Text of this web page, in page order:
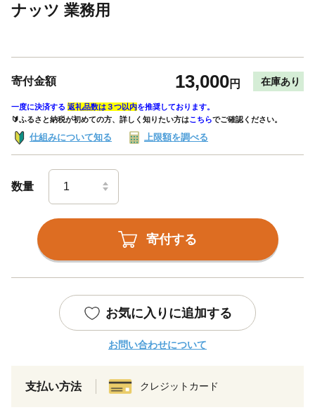
ナッツ 業務用
寄付金額 13,000円 在庫あり
一度に決済する 返礼品数は３つ以内を推奨しております。
🔰ふるさと納税が初めての方、詳しく知りたい方はこちらでご確認ください。
仕組みについて知る 上限額を調べる
数量
寄付する
お気に入りに追加する
お問い合わせについて
支払い方法 クレジットカード